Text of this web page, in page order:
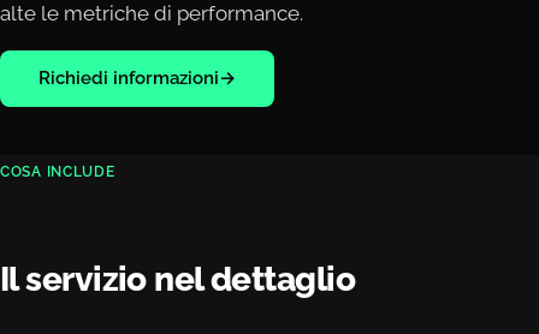
alte le metriche di performance.
Richiedi informazioni→
COSA INCLUDE
Il servizio nel dettaglio